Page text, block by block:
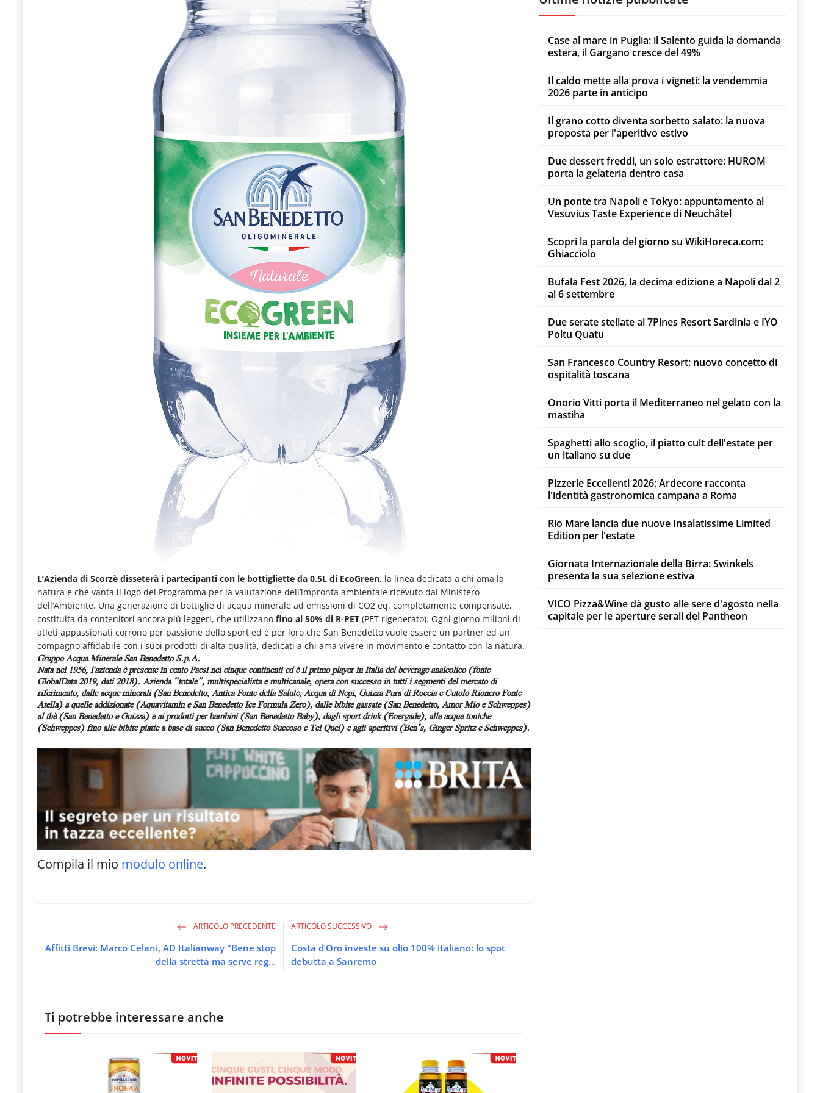
L’Azienda di Scorzè disseterà i partecipanti con le bottigliette da 0,5L di EcoGreen, la linea dedicata a chi ama la
natura e che vanta il logo del Programma per la valutazione dell’impronta ambientale ricevuto dal Ministero
dell’Ambiente. Una generazione di bottiglie di acqua minerale ad emissioni di CO2 eq. completamente compensate,
costituita da contenitori ancora più leggeri, che utilizzano fino al 50% di R-PET (PET rigenerato). Ogni giorno milioni di
atleti appassionati corrono per passione dello sport ed è per loro che San Benedetto vuole essere un partner ed un
compagno affidabile con i suoi prodotti di alta qualità, dedicati a chi ama vivere in movimento e contatto con la natura.
Gruppo Acqua Minerale San Benedetto S.p.A.
Nata nel 1956, l'azienda è presente in cento Paesi nei cinque continenti ed è il primo player in Italia del beverage analcolico (fonte
GlobalData 2019, dati 2018). Azienda “totale”, multispecialista e multicanale, opera con successo in tutti i segmenti del mercato di
riferimento, dalle acque minerali (San Benedetto, Antica Fonte della Salute, Acqua di Nepi, Guizza Pura di Roccia e Cutolo Rionero Fonte
Atella) a quelle addizionate (Aquavitamin e San Benedetto Ice Formula Zero), dalle bibite gassate (San Benedetto, Amor Mio e Schweppes)
al thè (San Benedetto e Guizza) e ai prodotti per bambini (San Benedetto Baby), dagli sport drink (Energade), alle acque toniche
(Schweppes) fino alle bibite piatte a base di succo (San Benedetto Succoso e Tel Quel) e agli aperitivi (Ben’s, Ginger Spritz e Schweppes).
Compila il mio modulo online.
ARTICOLO PRECEDENTE
Affitti Brevi: Marco Celani, AD Italianway "Bene stop
della stretta ma serve reg...
ARTICOLO SUCCESSIVO
Costa d’Oro investe su olio 100% italiano: lo spot
debutta a Sanremo
Ti potrebbe interessare anche
Case al mare in Puglia: il Salento guida la domanda
estera, il Gargano cresce del 49%
Il caldo mette alla prova i vigneti: la vendemmia
2026 parte in anticipo
Il grano cotto diventa sorbetto salato: la nuova
proposta per l'aperitivo estivo
Due dessert freddi, un solo estrattore: HUROM
porta la gelateria dentro casa
Un ponte tra Napoli e Tokyo: appuntamento al
Vesuvius Taste Experience di Neuchâtel
Scopri la parola del giorno su WikiHoreca.com:
Ghiacciolo
Bufala Fest 2026, la decima edizione a Napoli dal 2
al 6 settembre
Due serate stellate al 7Pines Resort Sardinia e IYO
Poltu Quatu
San Francesco Country Resort: nuovo concetto di
ospitalità toscana
Onorio Vitti porta il Mediterraneo nel gelato con la
mastiha
Spaghetti allo scoglio, il piatto cult dell'estate per
un italiano su due
Pizzerie Eccellenti 2026: Ardecore racconta
l'identità gastronomica campana a Roma
Rio Mare lancia due nuove Insalatissime Limited
Edition per l'estate
Giornata Internazionale della Birra: Swinkels
presenta la sua selezione estiva
VICO Pizza&Wine dà gusto alle sere d'agosto nella
capitale per le aperture serali del Pantheon